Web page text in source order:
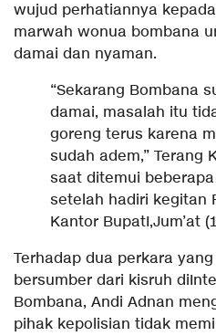
wujud perhatiannya
marwah wonua bombana
damai dan nyaman.
“Sekarang Bombana
damai, masalah itu
goreng terus karena
sudah adem,” Terang
saat ditemui
setelah hadiri kegitan
Kantor BupatI,Jum’at
Terhadap dua perkara
bersumber dari kisruh
Bombana, Andi Adnan
pihak kepolisian tidak